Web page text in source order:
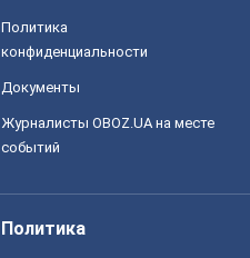
Политика
конфиденциальности
Документы
Журналисты OBOZ.UA на месте
событий
Политика